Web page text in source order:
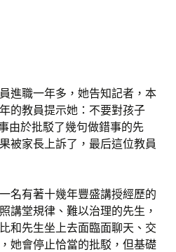
進職一年多，她告知記者，本
的教員提示她：不要對孩子
由於批駁了幾句做錯事的先
被家長上訴了，最后這位教員
名有著十幾年豐盛講授經歷的
講堂規律、難以治理的先生，
和先生坐上去面臨面聊天、交
她會停止恰當的批駁，但基礎